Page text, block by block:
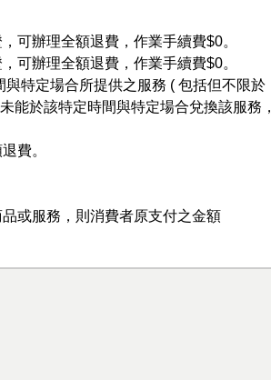
可辦理全額退費，作業手續費$0。
可辦理全額退費，作業手續費$0。
特定場合所提供之服務 ( 包括但不限於
能於該特定時間與特定場合兌換該服務，
費。
或服務，則消費者原支付之金額